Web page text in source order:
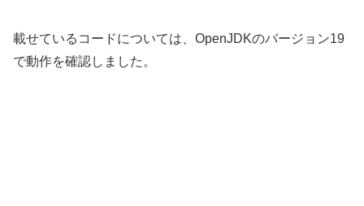
載せているコードについては、OpenJDKのバージョン19
で動作を確認しました。